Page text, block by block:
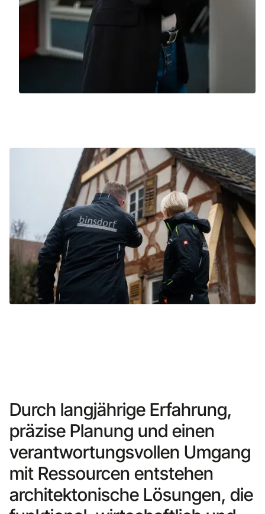
Durch langjährige Erfahrung,
präzise Planung und einen
verantwortungsvollen Umgang
mit Ressourcen entstehen
architektonische Lösungen, die